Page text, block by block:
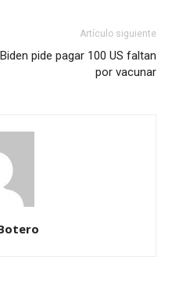
Artículo siguiente
Biden pide pagar 100 US faltan
por vacunar